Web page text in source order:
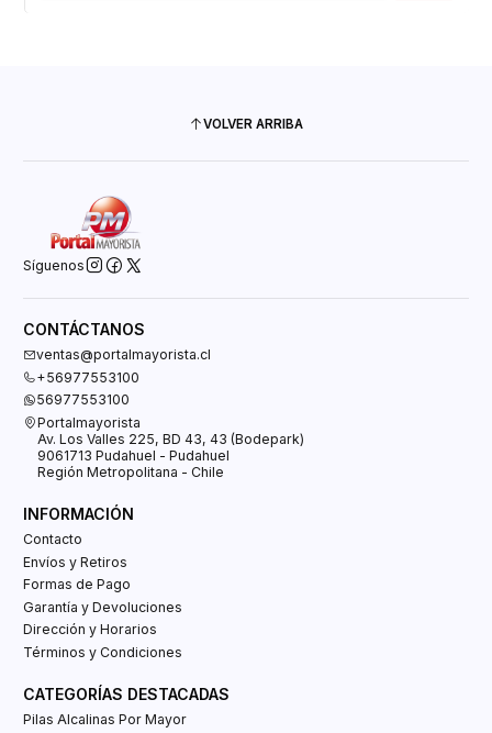
VOLVER ARRIBA
Síguenos
CONTÁCTANOS
ventas@portalmayorista.cl
+56977553100
56977553100
Portalmayorista
Av. Los Valles 225, BD 43, 43 (Bodepark)
9061713 Pudahuel - Pudahuel
Región Metropolitana - Chile
INFORMACIÓN
Contacto
Envíos y Retiros
Formas de Pago
Garantía y Devoluciones
Dirección y Horarios
Términos y Condiciones
CATEGORÍAS DESTACADAS
Pilas Alcalinas Por Mayor